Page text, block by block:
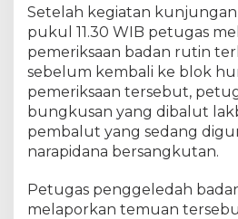
g
a
l
k
a
P
e
n
e
Setelah kegiatan kunjungan
pukul 11.30 WIB petugas
pemeriksaan badan rutin
sebelum kembali ke blok
pemeriksaan tersebut,
bungkusan yang dibalut
pembalut yang sedang
narapidana bersangkutan.
Petugas penggeledah
melaporkan temuan